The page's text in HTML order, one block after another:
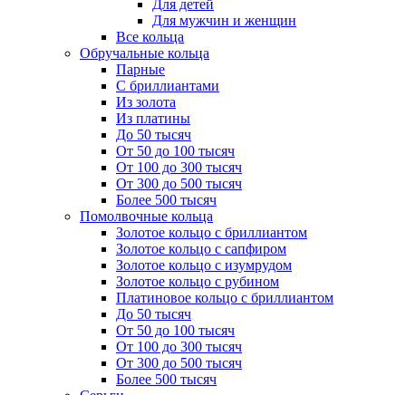
Для детей
Для мужчин и женщин
Все кольца
Обручальные кольца
Парные
С бриллиантами
Из золота
Из платины
До 50 тысяч
От 50 до 100 тысяч
От 100 до 300 тысяч
От 300 до 500 тысяч
Более 500 тысяч
Помолвочные кольца
Золотое кольцо с бриллиантом
Золотое кольцо с сапфиром
Золотое кольцо с изумрудом
Золотое кольцо с рубином
Платиновое кольцо с бриллиантом
До 50 тысяч
От 50 до 100 тысяч
От 100 до 300 тысяч
От 300 до 500 тысяч
Более 500 тысяч